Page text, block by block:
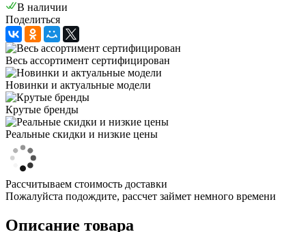
В наличии
Поделиться
Весь ассортимент сертифицирован
Новинки и актуальные модели
Крутые бренды
Реальные скидки и низкие цены
Рассчитываем стоимость доставки
Пожалуйста подождите, рассчет займет немного времени
Описание товара